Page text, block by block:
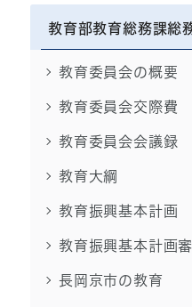
教育部教育総務課総
教育委員会の概要
教育委員会交際費
教育委員会会議録
教育大綱
教育振興基本計画
教育振興基本計画
長岡京市の教育